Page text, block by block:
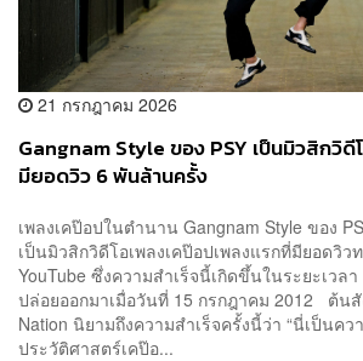
21 กรกฎาคม 2026
Gangnam Style ของ PSY เป็นมิวสิกวิดี
มียอดวิว 6 พันล้านครั้ง
เพลงเคป๊อปในตำนาน Gangnam Style ของ
เป็นมิวสิกวิดีโอเพลงเคป๊อปเพลงแรกที่มียอดวิ
YouTube ซึ่งความสำเร็จนี้เกิดขึ้นในระยะเวล
ปล่อยออกมาเมื่อวันที่ 15 กรกฎาคม 2012 ต้น
Nation นิยามถึงความสำเร็จครั้งนี้ว่า “นี่เป็นค
ประวัติศาสตร์เคป๊อ...